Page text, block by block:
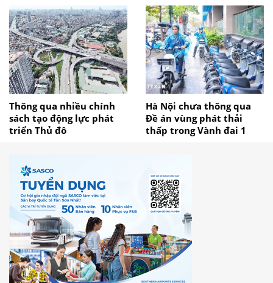
Thông qua nhiều chính
sách tạo động lực phát
triển Thủ đô
Hà Nội chưa thông qua
Đề án vùng phát thải
thấp trong Vành đai 1